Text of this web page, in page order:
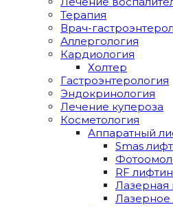
Терапия
Врач-
Аллергология
Кардиология
Холтер
Гастроэнтерология
Эндокринология
Лечение купероза
Косметология
Аппаратный
Smas
RF